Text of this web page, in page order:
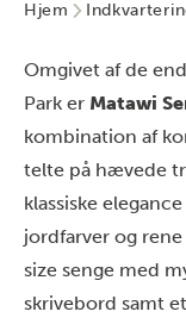
Hjem
Omgivet af de
Park er Matawi
kombination af
telte på hævede
klassiske
jordfarver og
size senge med
skrivebord samt